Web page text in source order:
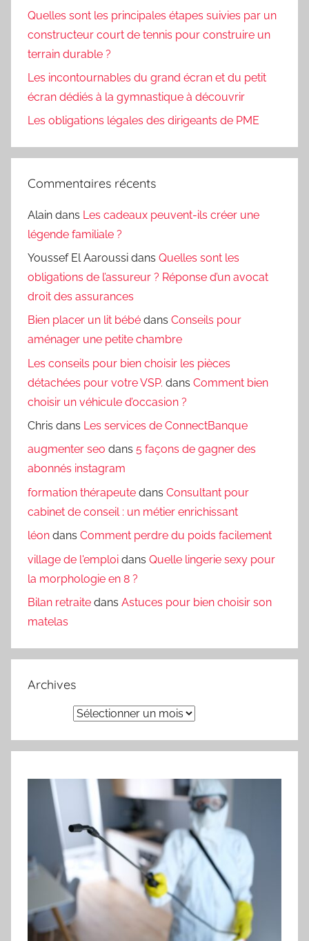
Quelles sont les principales étapes suivies par un
constructeur court de tennis pour construire un
terrain durable ?
Les incontournables du grand écran et du petit
écran dédiés à la gymnastique à découvrir
Les obligations légales des dirigeants de PME
Commentaires récents
Alain dans Les cadeaux peuvent-ils créer une
légende familiale ?
Youssef El Aaroussi dans Quelles sont les
obligations de l’assureur ? Réponse d’un avocat
droit des assurances
Bien placer un lit bébé dans Conseils pour
aménager une petite chambre
Les conseils pour bien choisir les pièces
détachées pour votre VSP. dans Comment bien
choisir un véhicule d’occasion ?
Chris dans Les services de ConnectBanque
augmenter seo dans 5 façons de gagner des
abonnés instagram
formation thérapeute dans Consultant pour
cabinet de conseil : un métier enrichissant
léon dans Comment perdre du poids facilement
village de l'emploi dans Quelle lingerie sexy pour
la morphologie en 8 ?
Bilan retraite dans Astuces pour bien choisir son
matelas
Archives